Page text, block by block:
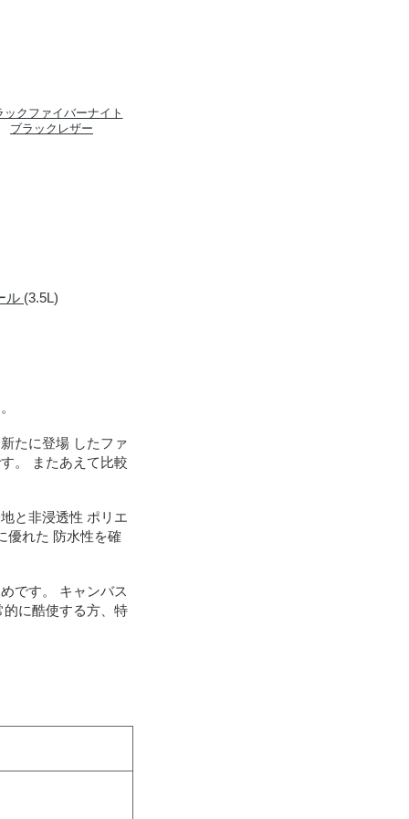
ックファイバーナイト
ブラックレザー
ル (3.5L)
たに登場 したファ
。 またあえて比較
と非浸透性 ポリエ
優れた 防水性を確
です。 キャンバス
に酷使する方、特